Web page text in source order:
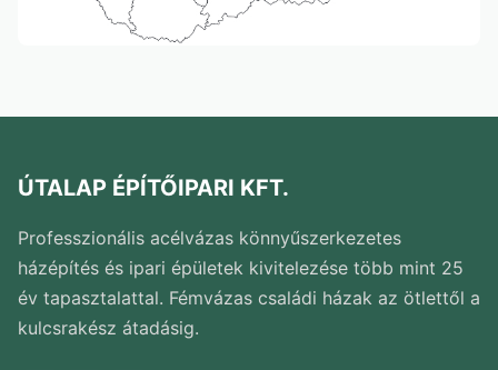
ÚTALAP ÉPÍTŐIPARI KFT.
Professzionális acélvázas könnyűszerkezetes
házépítés és ipari épületek kivitelezése több mint 25
év tapasztalattal. Fémvázas családi házak az ötlettől a
kulcsrakész átadásig.